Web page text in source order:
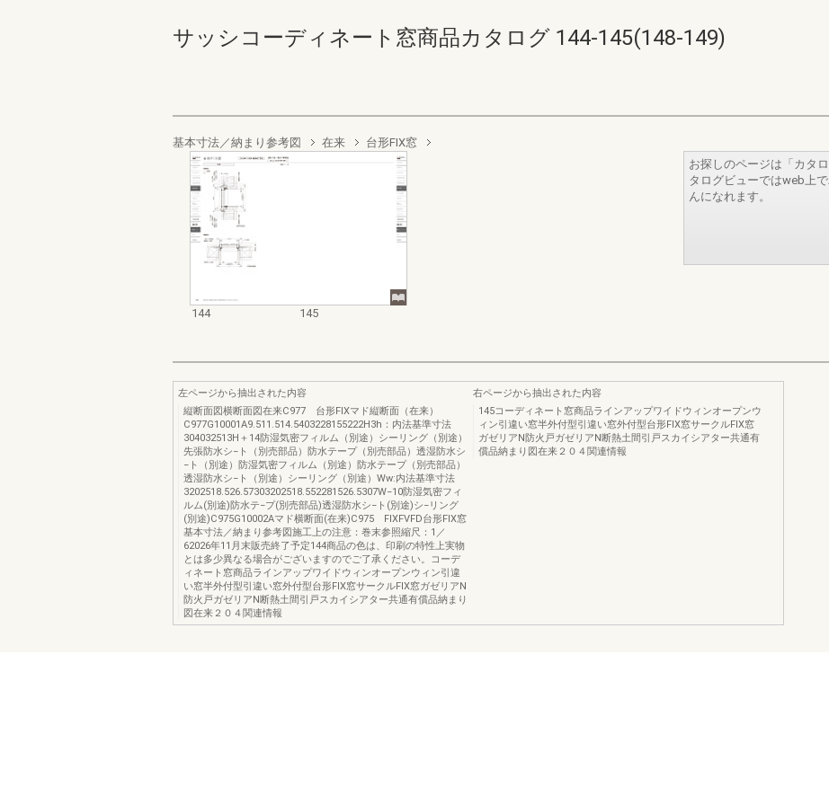
サッシコーディネート窓商品カタログ 144-145(148-149)
基本寸法／納まり参考図 在来 台形FIX窓
144 145
お探しのページは「カタ
タログビューではweb上
んになれます。
左ページから抽出された内容
縦断面図横断面図在来C977 台形FIXマド縦断面（在来）
C977G10001A9.511.514.5403228155222H3h：内法基準寸法
304032513H＋14防湿気密フィルム（別途）シーリング（別途）
先張防水シ−ト（別売部品）防水テープ（別売部品）透湿防水シ
−ト（別途）防湿気密フィルム（別途）防水テープ（別売部品）
透湿防水シ−ト（別途）シーリング（別途）Ww:内法基準寸法
3202518.526.57303202518.552281526.5307W−10防湿気密フィ
ルム(別途)防水テ−プ(別売部品)透湿防水シ−ト(別途)シ−リング
(別途)C975G10002Aマド横断面(在来)C975 FIXFVFD台形FIX窓
基本寸法／納まり参考図施工上の注意：巻末参照縮尺：1／
62026年11月末販売終了予定144商品の色は、印刷の特性上実物
とは多少異なる場合がございますのでご了承ください。コーデ
ィネート窓商品ラインアップワイドウィンオープンウィン引違
い窓半外付型引違い窓外付型台形FIX窓サークルFIX窓ガゼリアN
防火戸ガゼリアN断熱土間引戸スカイシアター共通有償品納まり
図在来２０４関連情報
右ページから抽出された内容
145コーディネート窓商品ラインアップワイドウィンオープンウ
ィン引違い窓半外付型引違い窓外付型台形FIX窓サークルFIX窓
ガゼリアN防火戸ガゼリアN断熱土間引戸スカイシアター共通有
償品納まり図在来２０４関連情報